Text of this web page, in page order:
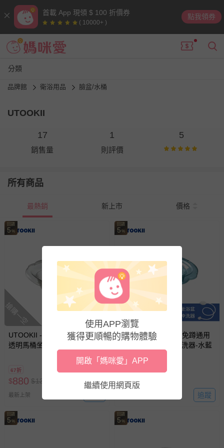
首載 App 現領 $ 100 折價券
( 10000+ )
點我領券
分類
品牌館 衛浴用品 臉盆/水桶
UTOOKII
17
銷售量
1
則評價
5
所有商品
最熱銷 新上市 價格
回饋
5 %
搶購一空
UTOOKII - 居家護理免蹲通用
透明馬桶坐浴盆附沖洗器-澄灰
67折
$880 $1320
最新上架
回饋
5 %
搶購一空
UTOOKII - 居家護理免蹲通用
透明馬桶坐浴盆附沖洗器-水藍
$880
追蹤
回饋
5 %
回饋
5 %
使用APP瀏覽
獲得更順暢的購物體驗
開啟「媽咪愛」APP
繼續使用網頁版